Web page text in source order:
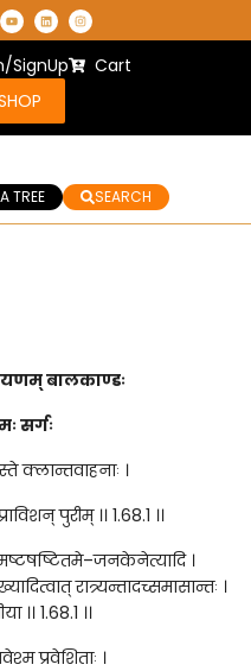
SignUp
Cart
TREE SEARCH
बालकाण्डः
सर्गः
क्लान्तवाहनाः ।
पुरीम् ।। 1.68.1 ।।
।
रात्र्यन्तादच्समासान्तः ।
।। 1.68.1 ।।
प्रवेशिताः ।